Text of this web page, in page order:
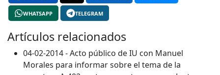
WHATSAPP TELEGRAM
Artículos relacionados
04-02-2014 - Acto público de IU con Manuel
Morales para informar sobre el tema de la